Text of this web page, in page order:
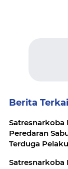
Berita
Satresnarkoba
Peredaran
Terduga Pelaku
Satresnarkoba